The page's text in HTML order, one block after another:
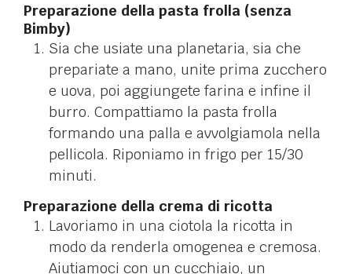
Preparazione della pasta frolla (senza
Bimby)
Sia che usiate una planetaria, sia che
prepariate a mano, unite prima zucchero
e uova, poi aggiungete farina e infine il
burro. Compattiamo la pasta frolla
formando una palla e avvolgiamola nella
pellicola. Riponiamo in frigo per 15/30
minuti.
Preparazione della crema di ricotta
Lavoriamo in una ciotola la ricotta in
modo da renderla omogenea e cremosa.
Aiutiamoci con un cucchiaio, un